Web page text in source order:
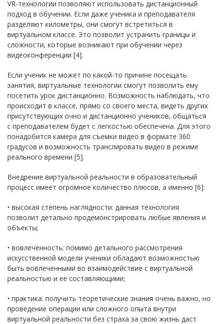
VR-технологии позволяют использовать дистанционный
подход в обучении. Если даже ученика и преподавателя
разделяют километры, они смогут встретиться в
виртуальном классе. Это позволит устранить границы и
сложности, которые возникают при обучении через
видеоконференции [4].
Если ученик не может по какой-то причине посещать
занятия, виртуальные технологии смогут позволить ему
посетить урок дистанционно. Возможность наблюдать, что
происходит в классе, прямо со своего места, видеть других
присутствующих очно и дистанционно учеников, общаться
с преподавателем будет с легкостью обеспечена. Для этого
понадобится камера для съемки видео в формате 360
градусов и возможность транслировать видео в режиме
реального времени [5].
Внедрение виртуальной реальности в образовательный
процесс имеет огромное количество плюсов, а именно [6]:
• высокая степень наглядности: данная технология
позволит детально продемонстрировать любые явления и
объекты;
• вовлеченность: помимо детального рассмотрения
искусственной модели ученики обладают возможностью
быть вовлеченными во взаимодействие с виртуальной
реальностью и ее составляющими;
• практика: получить теоретические знания очень важно, но
проведение операции или сложного опыта внутри
виртуальной реальности без страха за свою жизнь даст